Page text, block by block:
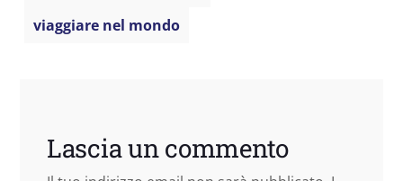
viaggiare nel mondo
Lascia un commento